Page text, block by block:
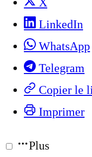
X
LinkedIn
WhatsApp
Telegram
Copier le
Imprimer
Plus